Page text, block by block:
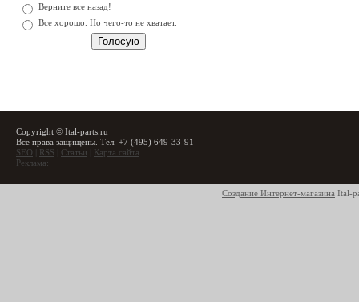
Верните все назад!
Все хорошо. Но чего-то не хватает.
Copyright © Ital-parts.ru
Все права защищены. Тел. +7 (495) 649-33-91
SEO
RSS Статьи
Карта сайта
Реклама:
Создание Интернет-магазина Ital-